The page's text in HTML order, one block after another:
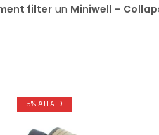
filterun Miniwell –
15% ATLAIDE